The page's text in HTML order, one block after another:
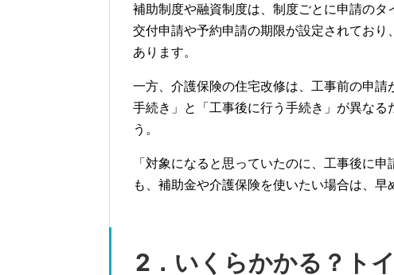
補助制度や融資制度は、制度ごとに申請のタ
交付申請や予約申請の期限が設定されてお
あります。
一方、介護保険の住宅改修は、工事前の申
手続き」と「工事後に行う手続き」が異な
う。
「対象になると思っていたのに、工事後に
も、補助金や介護保険を使いたい場合は、早
2．いくらかかる？ト